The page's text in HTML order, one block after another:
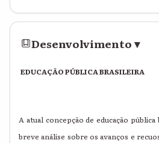
Desenvolvimento▾
EDUCAÇÃO PÚBLICA BRASILEIRA
A atual concepção de educação
breve análise sobre os avanços e